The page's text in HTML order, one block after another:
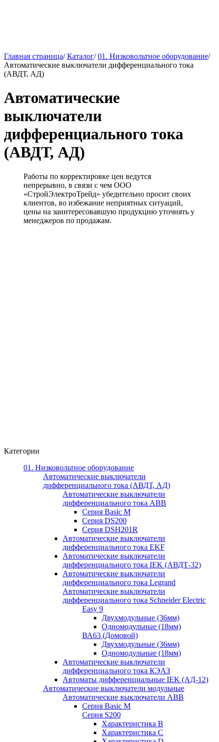
Главная страница/ Каталог/ 01. Низковольтное оборудование/
Автоматические выключатели дифференциального тока
(АВДТ, АД)
Автоматические
выключатели
дифференциального тока
(АВДТ, АД)
Работы по корректировке цен ведутся
непрерывно, в связи с чем ООО
«СтройЭлектроТрейд» убедительно просит своих
клиентов, во избежание неприятных ситуаций,
цены на заинтересовавшую продукцию уточнять у
менеджеров по продажам.
Категории
01. Низковольтное оборудование
Автоматические выключатели
дифференциального тока (АВДТ, АД)
Автоматические выключатели
дифференциального тока ABB
Серия Basic M
Серия DS200
Серия DSH201R
Автоматические выключатели
дифференциального тока EKF
Автоматические выключатели
дифференциального тока IEK (АВДТ-32)
Автоматические выключатели
дифференциального тока Legrand
Автоматические выключатели
дифференциального тока Schneider Electric
Easy 9
Двухмодульные (36мм)
Одномодульные (18мм)
ВА63 (Домовой)
Двухмодульные (36мм)
Одномодульные (18мм)
Автоматические выключатели
дифференциального тока КЭАЗ
Автоматы дифференциальные IEK (АД-12)
Автоматические выключатели модульные
Автоматические выключатели ABB
Серия Basic M
Серия S200
Характеристика B
Характеристика C